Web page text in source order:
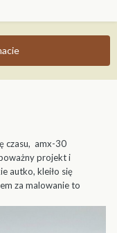
czasu, amx-30
projekt i
autko, kleiło się
za malowanie to